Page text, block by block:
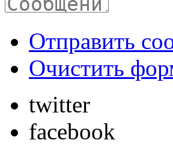
Отправить
Очистить
twitter
facebook